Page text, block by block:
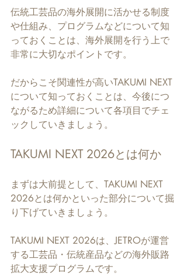
伝統工芸品の海外展開に活かせる制度
や仕組み、プログラムなどについて知
っておくことは、海外展開を行う上で
非常に大切なポイントです。
だからこそ関連性が高いTAKUMI NEXT
について知っておくことは、今後につ
ながるため詳細について各項目でチェ
ックしていきましょう。
TAKUMI NEXT 2026とは何か
まずは大前提として、TAKUMI NEXT
2026とは何かといった部分について掘
り下げていきましょう。
TAKUMI NEXT 2026は、JETROが運営
する工芸品・伝統産品などの海外販路
拡大支援プログラムです。